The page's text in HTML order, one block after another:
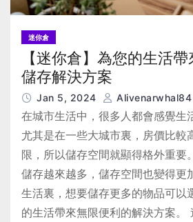
迷你倉
【迷你倉】為您的生活
儲存解決方案
Jan 5, 2024 Alivenarwhal84
在城市生活中，很多人都會感覺生
尤其是在一些大城市裏，房價比較
限，所以儲存空間就顯得格外重要
儲存越來越多，儲存空間也變得更
生活裏，想要儲存更多的物品可以
的生活帶來無限便利的解決方案。